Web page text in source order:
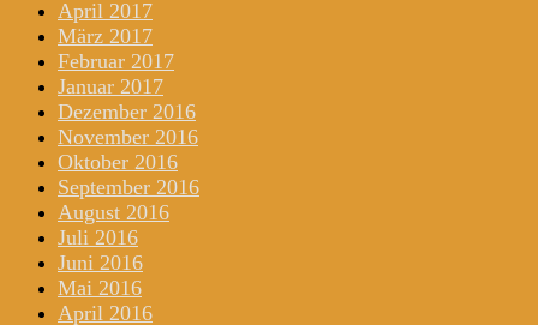
April 2017
März 2017
Februar 2017
Januar 2017
Dezember 2016
November 2016
Oktober 2016
September 2016
August 2016
Juli 2016
Juni 2016
Mai 2016
April 2016